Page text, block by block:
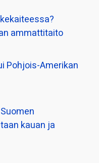
ammattitaito
Pohjois-Amerikan
kauan ja